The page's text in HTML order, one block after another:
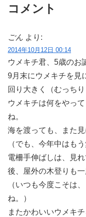
コメント
ごん より:
2014年10月12日 00:14
ウメキチ君、5歳のお
9月末にウメキチを見
回り大きく（むっち
ウメキチは何をやっ
ね。
海を渡っても、また
（でも、今年中はも
電柵手伸ばしは、見れ
後、屋外の木登りも一
（いつも今度こそは
ね。）
またかわいいウメキ